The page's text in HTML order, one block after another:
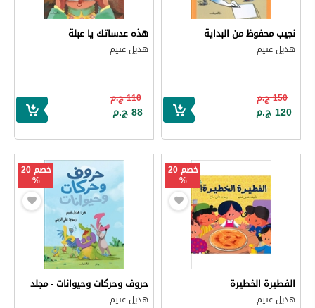
نجيب محفوظ من البداية
هديل غنيم
150 ج.م
120 ج.م
هذه عدساتك يا عبلة
هديل غنيم
110 ج.م
88 ج.م
خصم 20
%
الفطيرة الخطيرة
هديل غنيم
خصم 20
%
حروف وحركات وحيوانات - مجلد
هديل غنيم